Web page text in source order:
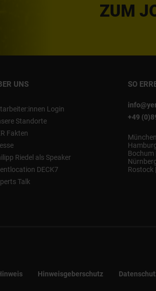
ZUM
UNS
Login
Standorte
Fakten
Riedel als Speaker
DECK7
Talk
SO
+49
München
Bochum
Rostock |
Hinweisgeberschutz